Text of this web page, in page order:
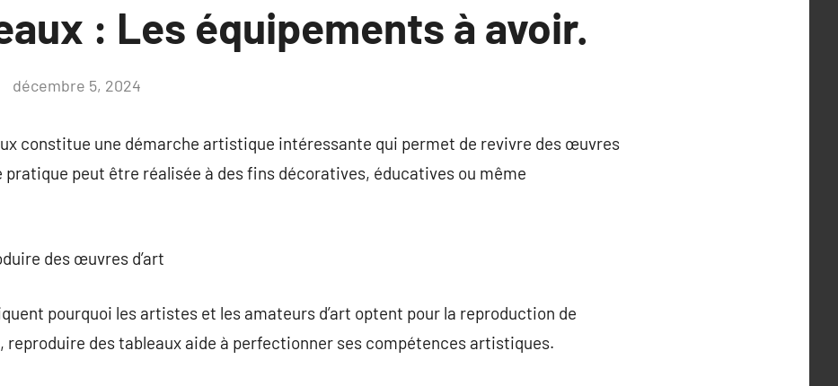
: Les équipements à avoir.
décembre 5, 2024
constitue une démarche artistique intéressante qui permet de revivre des œuvres
peut être réalisée à des fins décoratives, éducatives ou même
des œuvres d’art
pourquoi les artistes et les amateurs d’art optent pour la reproduction de
reproduire des tableaux aide à perfectionner ses compétences artistiques.